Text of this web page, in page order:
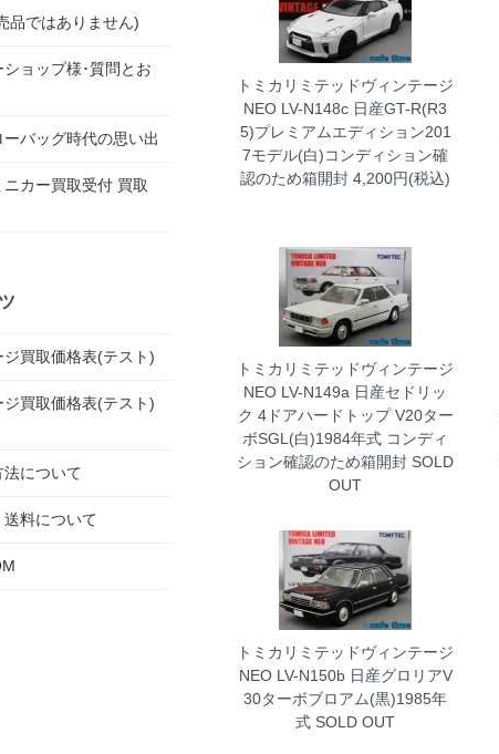
トミカリミテッドヴィンテージ
NEO LV-N148c 日産GT-R(R3
5)プレミアムエディション201
7モデル(白)コンディション確
認のため箱開封 4,200円(税込)
トミカリミテッドヴィンテージ
NEO LV-N149a 日産セドリッ
ク 4ドアハードトップ V20ター
ボSGL(白)1984年式 コンディ
ション確認のため箱開封 SOLD
OUT
トミカリミテッドヴィンテージ
NEO LV-N150b 日産グロリアV
30ターボブロアム(黒)1985年
式 SOLD OUT
品ではありません)
ショップ様･質問とお
バッグ時代の思い出
ニカー買取受付 買取
ジ買取価格表(テスト)
ジ買取価格表(テスト)
法について
料について